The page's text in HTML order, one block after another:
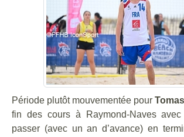
Période plutôt mouvementée pour
fin des cours à Raymond-Naves
passer (avec un an d’avance) en